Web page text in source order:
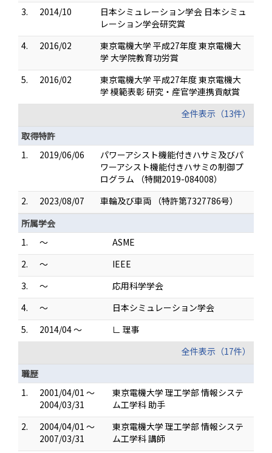
3.
2014/10
日本シミュレーション学会 日本シミュ
レーション学会研究賞
4.
2016/02
東京電機大学 平成27年度 東京電機大
学 大学院教育功労賞
5.
2016/02
東京電機大学 平成27年度 東京電機大
学 模範表彰 研究・産官学連携貢献賞
全件表示（13件）
取得特許
1.
2019/06/06
パワーアシスト機能付きハサミ及びパ
ワーアシスト機能付きハサミの制御プ
ログラム （特開2019-084008）
2.
2023/08/07
車輪及び車両 （特許第7327786号）
所属学会
1.
～
ASME
2.
～
IEEE
3.
～
応用科学学会
4.
～
日本シミュレーション学会
5.
2014/04 ～
∟ 理事
全件表示（17件）
職歴
1.
2001/04/01 ～
2004/03/31
東京電機大学 理工学部 情報システ
ム工学科 助手
2.
2004/04/01 ～
2007/03/31
東京電機大学 理工学部 情報システ
ム工学科 講師